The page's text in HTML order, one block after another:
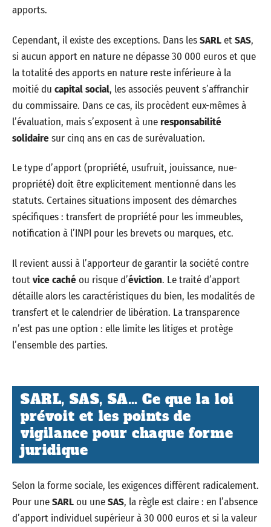
apports.
Cependant, il existe des exceptions. Dans lesSARLetSAS,
si aucun apport en nature ne dépasse 30 000 euros et que
la totalité des apports en nature reste inférieure à la
moitié du capital social, les associés peuvent s’affranchir
du commissaire. Dans ce cas, ils procèdent eux-mêmes à
l’évaluation, mais s’exposent à uneresponsabilité
solidairesur cinq ans en cas de surévaluation.
Le type d’apport (propriété, usufruit, jouissance, nue-
propriété) doit être explicitement mentionné dans les
statuts. Certaines situations imposent des démarches
spécifiques : transfert de propriété pour les immeubles,
notification à l’INPI pour les brevets ou marques, etc.
Il revient aussi à l’apporteur de garantir la société contre
toutvice cachéou risque d’éviction. Le traité d’apport
détaille alors les caractéristiques du bien, les modalités de
transfert et le calendrier de libération. La transparence
n’est pas une option : elle limite les litiges et protège
l’ensemble des parties.
SARL, SAS, SA… Ce que la loi
prévoit et les points de
vigilance pour chaque forme
juridique
Selon la forme sociale, les exigences diffèrent radicalement.
Pour uneSARLou uneSAS, la règle est claire : en l’absence
d’apport individuel supérieur à 30 000 euros et si la valeur